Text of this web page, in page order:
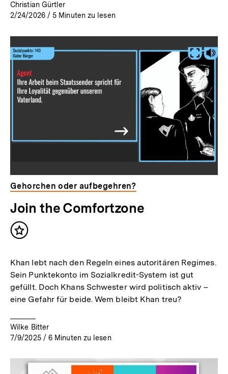
Christian Gürtler
2/24/2026 / 5 Minuten zu lesen
Gehorchen oder aufbegehren?
Join the Comfortzone
Inhalt
Khan lebt nach den Regeln eines autoritären Regimes.
Sein Punktekonto im Sozialkredit-System ist gut
gefüllt. Doch Khans Schwester wird politisch aktiv –
eine Gefahr für beide. Wem bleibt Khan treu?
Wilke Bitter
7/9/2025 / 6 Minuten zu lesen